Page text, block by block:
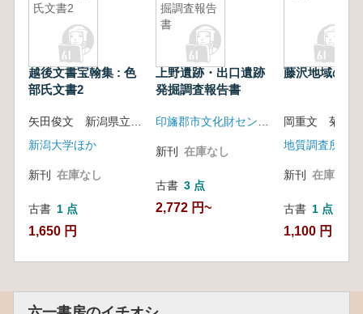
氏文書2
越後文書宝翰集 : 色
部氏文書2
新潟大学ほか
新刊 在庫なし
古書 1 点
1,650 円
掘調査報告
書
上野遺跡・出口遺跡
発掘調査報告書
新刊 在庫なし
古書 3 点
2,772 円~
藤沢地域の地
地質調査所
新刊 在庫なし
古書 1 点
1,100 円